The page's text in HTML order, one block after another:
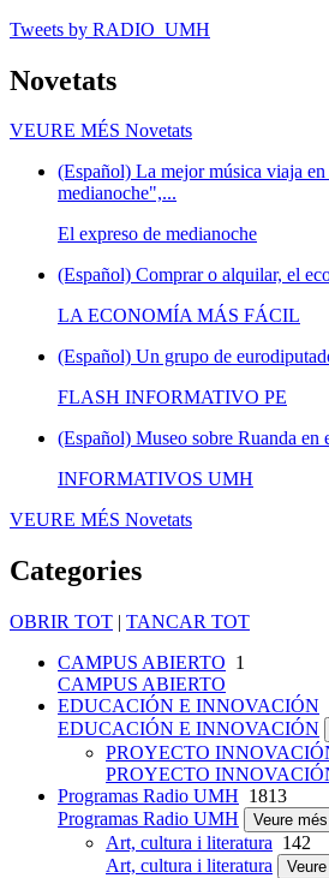
Tweets by RADIO_UMH
Novetats
VEURE MÉS Novetats
(Español) La mejor música viaja
medianoche",...
El expreso de medianoche
(Español) Comprar o alquilar, el
LA ECONOMÍA MÁS FÁCIL
(Español) Un grupo de
FLASH INFORMATIVO PE
(Español) Museo sobre Ruanda en
INFORMATIVOS UMH
VEURE MÉS Novetats
Categories
OBRIR TOT | TANCAR TOT
CAMPUS ABIERTO 1
CAMPUS ABIERTO
EDUCACIÓN E INNOVACIÓN
EDUCACIÓN E INNOVACIÓN
PROYECTO
PROYECTO
Programas Radio UMH 1813
Programas Radio UMH
Veure més
Art, cultura i literatura 142
Art, cultura i literatura